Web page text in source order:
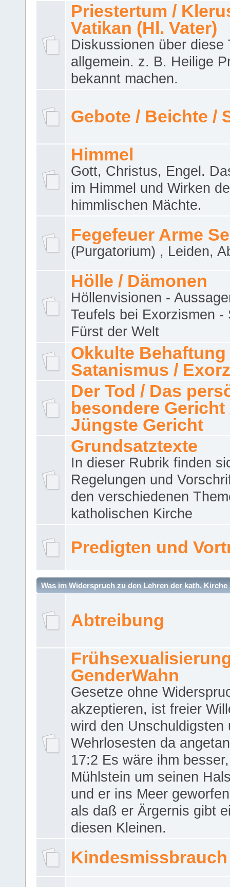
Priestertum /
Vatikan (Hl. Vater)
Diskussionen über diese
allgemein. z. B. Heilige
bekannt machen.
Gebote / Beichte /
Himmel
Gott, Christus, Engel.
im Himmel und Wirken
himmlischen Mächte.
Fegefeuer Arme
(Purgatorium) , Leiden,
Hölle / Dämonen
Höllenvisionen -
Teufels bei Exorzismen -
Fürst der Welt
Okkulte Behaftung
Satanismus /
Der Tod / Das
besondere Gericht
Jüngste Gericht
Grundsatztexte
In dieser Rubrik finden
Regelungen und
den verschiedenen
katholischen Kirche
Predigten und
Was im Widerspruch zu den Lehren der kath. Kirche
Abtreibung
GenderWahn
Gesetze ohne
akzeptieren, ist freier
wird den Unschuldigsten
Wehrlosesten da
17:2 Es wäre ihm
Mühlstein um seinen
und er ins Meer
als daß er Ärgernis gibt
diesen Kleinen.
Kindesmissbrauch